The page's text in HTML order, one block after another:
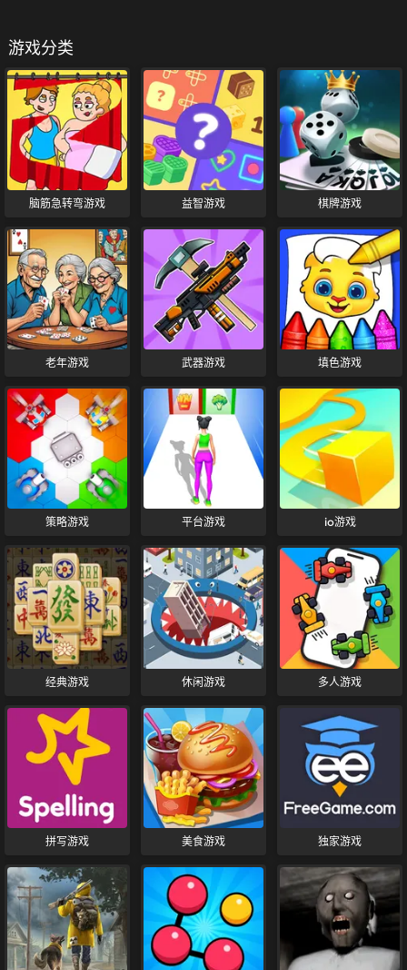
游戏分类
脑筋急转弯游戏 益智游戏 棋牌游戏
老年游戏 武器游戏 填色游戏
策略游戏 平台游戏 io游戏
经典游戏 休闲游戏 多人游戏
拼写游戏 美食游戏 独家游戏